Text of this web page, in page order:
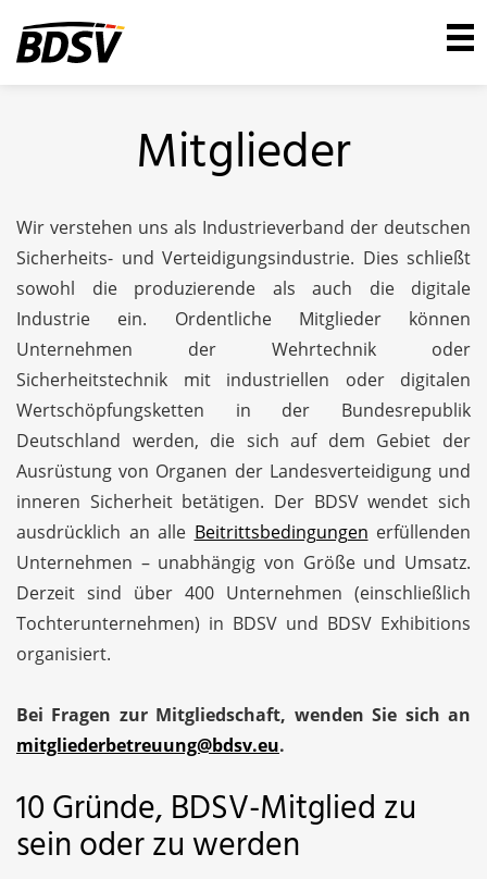
Mitglieder
Wir verstehen uns als Industrieverband der deutschen
Sicherheits- und Verteidigungsindustrie. Dies schließt
sowohl die produzierende als auch die digitale
Industrie ein. Ordentliche Mitglieder können
Unternehmen der Wehrtechnik oder
Sicherheitstechnik mit industriellen oder digitalen
Wertschöpfungsketten in der Bundesrepublik
Deutschland werden, die sich auf dem Gebiet der
Ausrüstung von Organen der Landesverteidigung und
inneren Sicherheit betätigen. Der BDSV wendet sich
ausdrücklich an alle Beitrittsbedingungen erfüllenden
Unternehmen – unabhängig von Größe und Umsatz.
Derzeit sind über 400 Unternehmen (einschließlich
Tochterunternehmen) in BDSV und BDSV Exhibitions
organisiert.
Bei Fragen zur Mitgliedschaft, wenden Sie sich an
mitgliederbetreuung@bdsv.eu.
10 Gründe, BDSV-Mitglied zu
sein oder zu werden